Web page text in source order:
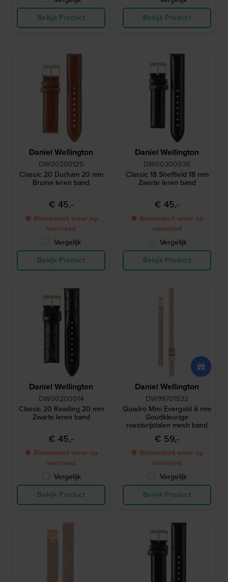
Bekijk Product
Bekijk Product
Daniel Wellington
DW00200125
Classic 20 Durham 20 mm
Bruine leren band
€ 45,-
● Binnenkort weer op
voorraad
Vergelijk
Bekijk Product
Daniel Wellington
DW00200036
Classic 18 Sheffield 18 mm
Zwarte leren band
€ 45,-
● Binnenkort weer op
voorraad
Vergelijk
Bekijk Product
Daniel Wellington
DW00200014
Classic 20 Reading 20 mm
Zwarte leren band
€ 45,-
● Binnenkort weer op
voorraad
Vergelijk
Bekijk Product
Daniel Wellington
DW99701532
Quadro Mini Evergold 6 mm
Goudkleurige
roestvrijstalen mesh band
€ 59,-
● Binnenkort weer op
voorraad
Vergelijk
Bekijk Product